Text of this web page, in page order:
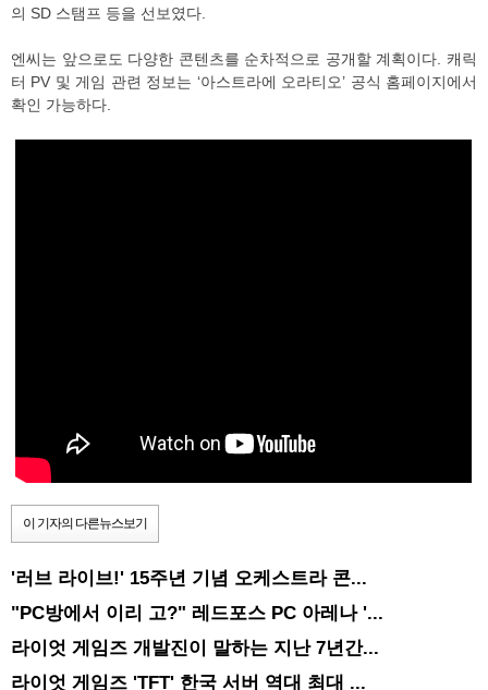
의 SD 스탬프 등을 선보였다.
엔씨는 앞으로도 다양한 콘텐츠를 순차적으로 공개할 계획이다. 캐릭
터 PV 및 게임 관련 정보는 ‘아스트라에 오라티오’ 공식 홈페이지에서
확인 가능하다.
이 기자의 다른뉴스보기
'러브 라이브!' 15주년 기념 오케스트라 콘...
"PC방에서 이리 고?" 레드포스 PC 아레나 '...
라이엇 게임즈 개발진이 말하는 지난 7년간...
라이엇 게임즈 'TFT' 한국 서버 역대 최대 ...